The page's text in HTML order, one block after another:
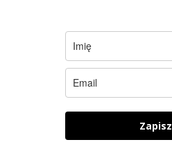
Zapisz